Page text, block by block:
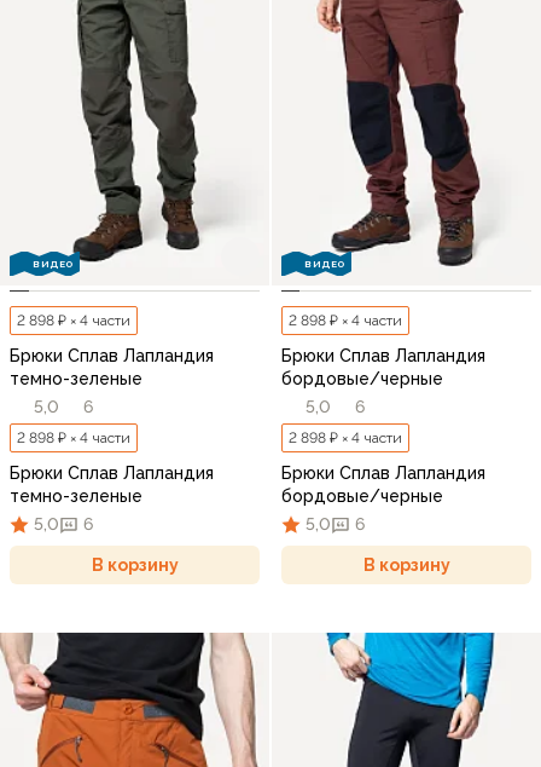
ВИДЕО
2 898 ₽ × 4 части
Брюки Сплав Лапландия
темно-зеленые
5,0
6
2 898 ₽ × 4 части
Брюки Сплав Лапландия
темно-зеленые
5,0
6
В корзину
ВИДЕО
2 898 ₽ × 4 части
Брюки Сплав Лапландия
бордовые/черные
5,0
6
2 898 ₽ × 4 части
Брюки Сплав Лапландия
бордовые/черные
5,0
6
В корзину